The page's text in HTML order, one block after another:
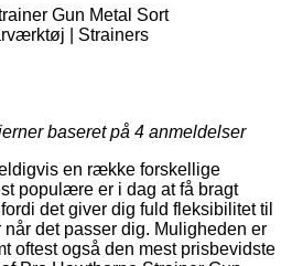
Gun Metal Sort
| Strainers
baseret på 4 anmeldelser
en række forskellige
populære er i dag at få bragt
det giver dig fuld fleksibilitet til
det passer dig. Muligheden er
oftest også den mest prisbevidste